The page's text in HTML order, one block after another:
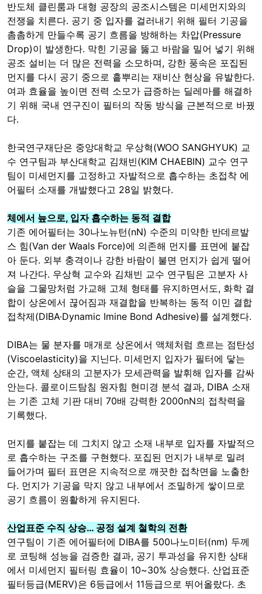
반도체 클린룸과 대형 공장의 공조시스템은 미세먼지와의
전쟁을 치른다. 공기 중 입자를 걸러내기 위해 필터 기공을
촘촘하게 만들수록 공기 흐름을 방해하는 차압(Pressure
Drop)이 발생한다. 막힌 기공을 뚫고 바람을 밀어 넣기 위해
공조 설비는 더 많은 전력을 소모하며, 강한 풍속은 포집된
먼지를 다시 공기 중으로 흩뿌리는 재비산 현상을 유발한다.
여과 효율을 높이면 전력 소모가 급증하는 딜레마를 해결하
기 위해 국내 연구진이 필터의 작동 방식을 근본적으로 바꿨
다.
한국연구재단은 중앙대학교 우상혁(WOO SANGHYUK) 교
수 연구팀과 부산대학교 김채빈(KIM CHAEBIN) 교수 연구
팀이 미세먼지를 고정하고 자발적으로 흡수하는 초접착 에
어필터 소재를 개발했다고 28일 밝혔다.
체에서 늪으로, 입자 흡수하는 동적 결합
기존 에어필터는 30나노뉴턴(nN) 수준의 미약한 반데르발
스 힘(Van der Waals Force)에 의존해 먼지를 표면에 붙잡
아 둔다. 외부 충격이나 강한 바람이 불면 먼지가 쉽게 떨어
져 나간다. 우상혁 교수와 김채빈 교수 연구팀은 고분자 사
슬을 그물망처럼 가교해 고체 형태를 유지하면서도, 화학 결
합이 상온에서 끊어짐과 재결합을 반복하는 동적 이민 결합
접착제(DIBA·Dynamic Imine Bond Adhesive)를 설계했다.
DIBA는 물 분자를 매개로 상온에서 액체처럼 흐르는 점탄성
(Viscoelasticity)을 지닌다. 미세먼지 입자가 필터에 닿는
순간, 액체 상태의 고분자가 모세관력을 발휘해 입자를 감싸
안는다. 콜로이드탐침 원자힘 현미경 분석 결과, DIBA 소재
는 기존 고체 기판 대비 70배 강력한 2000nN의 접착력을
기록했다.
먼지를 붙잡는 데 그치지 않고 소재 내부로 입자를 자발적으
로 흡수하는 구조를 구현했다. 포집된 먼지가 내부로 밀려
들어가며 필터 표면은 지속적으로 깨끗한 접착면을 노출한
다. 먼지가 기공을 막지 않고 내부에서 조밀하게 쌓이므로
공기 흐름이 원활하게 유지된다.
산업표준 수직 상승… 공정 설계 철학의 전환
연구팀이 기존 에어필터에 DIBA를 500나노미터(nm) 두께
로 코팅해 성능을 검증한 결과, 공기 투과성을 유지한 상태
에서 미세먼지 필터링 효율이 10~30% 상승했다. 산업표준
필터등급(MERV)은 6등급에서 11등급으로 뛰어올랐다. 초